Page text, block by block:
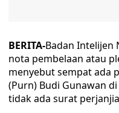
BERITA-Badan Intelijen
nota pembelaan atau
menyebut sempat ada
(Purn) Budi Gunawan
tidak ada surat